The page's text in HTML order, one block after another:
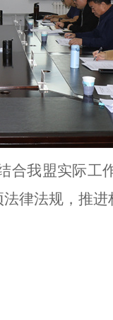
我盟实际
律法规，推